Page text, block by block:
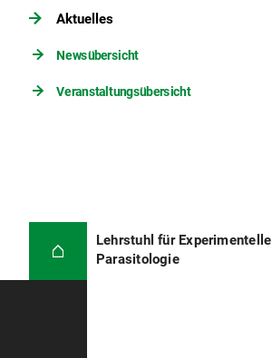
Aktuelles
Newsübersicht
Veranstaltungsübersicht
Lehrstuhl für Experimentelle
Parasitologie